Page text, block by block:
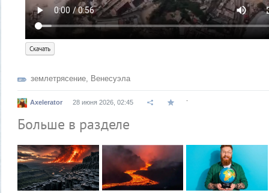
Скачать
землетрясение, Венесуэла
Axelerator 28 июня 2026, 02:45
Больше в разделе